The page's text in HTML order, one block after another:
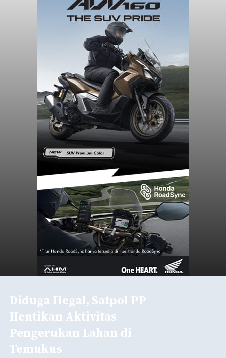
Diduga Ilegal, Satpol PP
Hentikan Aktivitas
Pengerukan Lahan di
Temukus